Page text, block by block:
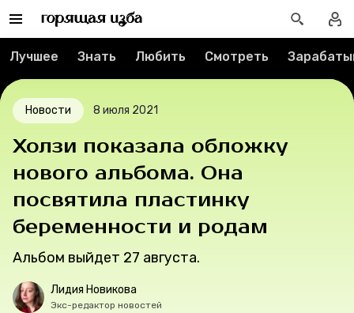
Контакты
О проекте
Мерч
О компании
Рубрики
Лучшее Знать Любить Смотреть
Новости 8 июля 2021
Холзи показала обложку
нового альбома. Она
посвятила пластинку
беременности и родам
Альбом выйдет 27 августа.
Лидия Новикова
Экс-редактор новостей